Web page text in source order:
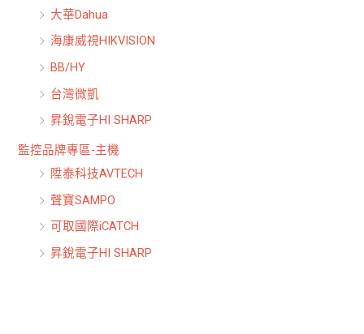
大華Dahua
海康威視HIKVISION
BB/HY
台灣微凱
昇銳電子HI SHARP
監控品牌專區-主機
陞泰科技AVTECH
聲寶SAMPO
可取國際iCATCH
昇銳電子HI SHARP